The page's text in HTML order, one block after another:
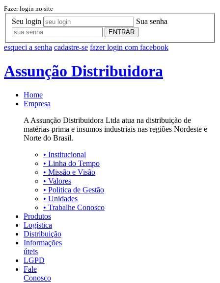
Fazer login no site
Seu login Sua senha
ENTRAR
esqueci a senha cadastre-se fazer login com facebook
Assunção Distribuidora
Home
Empresa
A Assunção Distribuidora Ltda atua na distribuição de
matérias-prima e insumos industriais nas regiões Nordeste e
Norte do Brasil.
• Institucional
• Linha do Tempo
• Missão e Visão
• Valores
• Politica de Gestão
• Unidades
• Trabalhe Conosco
Produtos
Logística
Distribuição
Informações
úteis
LGPD
Fale
Conosco